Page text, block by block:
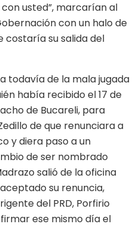
usted”, marcarían al
con un halo de
costaría su salida del
todavía de la mala jugada
había recibido el 17 de
de Bucareli, para
de que renunciara a
y diera paso a un
de ser nombrado
salió de la oficina
su renuncia,
del PRD, Porfirio
ese mismo día el